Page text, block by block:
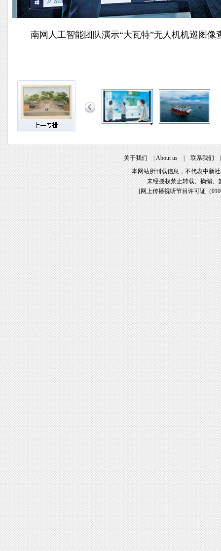
南网人工智能团队演示“大瓦特”无人机机巡图
关于我们|About us|联系我们
本网站所刊载信息，不代表中新
未经授权禁止转载、摘编、
[网上传播视听节目许可证（